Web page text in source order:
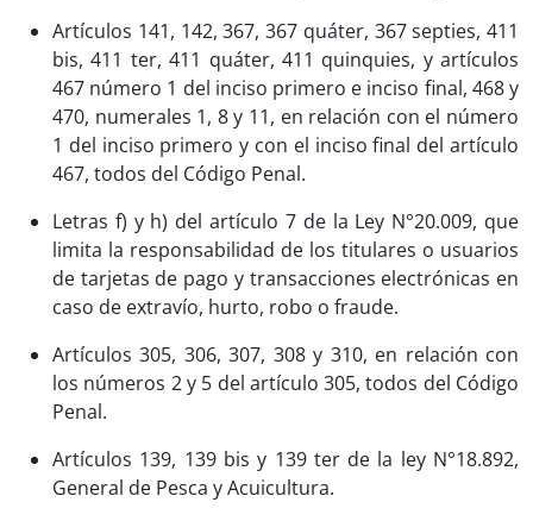
Artículos 141, 142, 367, 367 quáter, 367 septies, 411
bis, 411 ter, 411 quáter, 411 quinquies, y artículos
467 número 1 del inciso primero e inciso final, 468 y
470, numerales 1, 8 y 11, en relación con el número
1 del inciso primero y con el inciso final del artículo
467, todos del Código Penal.
Letras f) y h) del artículo 7 de la Ley N°20.009, que
limita la responsabilidad de los titulares o usuarios
de tarjetas de pago y transacciones electrónicas en
caso de extravío, hurto, robo o fraude.
Artículos 305, 306, 307, 308 y 310, en relación con
los números 2 y 5 del artículo 305, todos del Código
Penal.
Artículos 139, 139 bis y 139 ter de la ley N°18.892,
General de Pesca y Acuicultura.